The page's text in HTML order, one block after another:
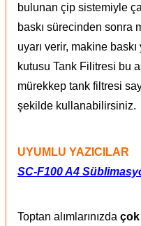
bulunan çip sistemiyle
baskı sürecinden sonra
uyarı verir, makine
kutusu Tank Filitresi bu
mürekkep tank filtresi
şekilde kullanabilirsiniz.
UYUMLU YAZICILAR
SC-F100 A4
Toptan alımlarınızda çok